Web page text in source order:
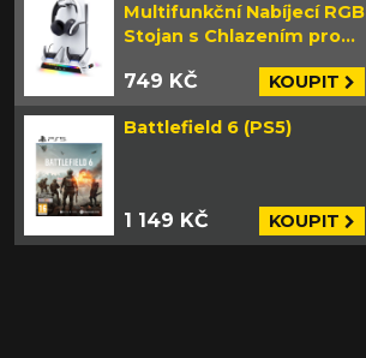
Multifunkční Nabíjecí RGB
Stojan s Chlazením pro
749 KČ KOUPIT
Battlefield 6 (PS5)
1 149 KČ KOUPIT